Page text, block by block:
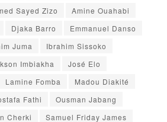
Sayed Zizo
Amine Ouahabi
Djaka Barro
Emmanuel Danso
Juma
Ibrahim Sissoko
Imbiakha
José Elo
Lamine Fomba
Madou Diakité
Fathi
Ousman Jabang
Cherki
Samuel Friday James